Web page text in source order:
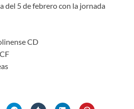
del 5 de febrero con la jornada
CD